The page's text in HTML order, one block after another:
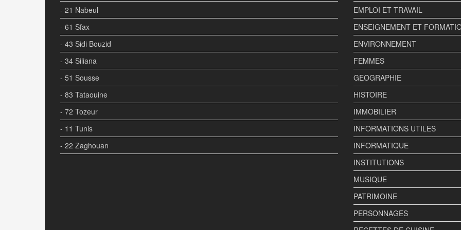
- 21 Nabeul
- 61 Sfax
- 43 Sidi Bouzid
- 34 Siliana
- 51 Sousse
- 83 Tataouine
- 72 Tozeur
- 11 Tunis
- 22 Zaghouan
EMPLOI ET TRAVAIL
ENSEIGNEMENT ET
ENVIRONNEMENT
FEMMES
GEOGRAPHIE
HISTOIRE
IMMOBILIER
INFORMATIONS UTILES
INFORMATIQUE
INSTITUTIONS
MUSIQUE
PATRIMOINE
PERSONNAGES